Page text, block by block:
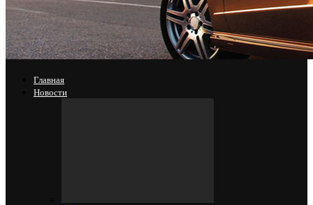
Главная
Новости